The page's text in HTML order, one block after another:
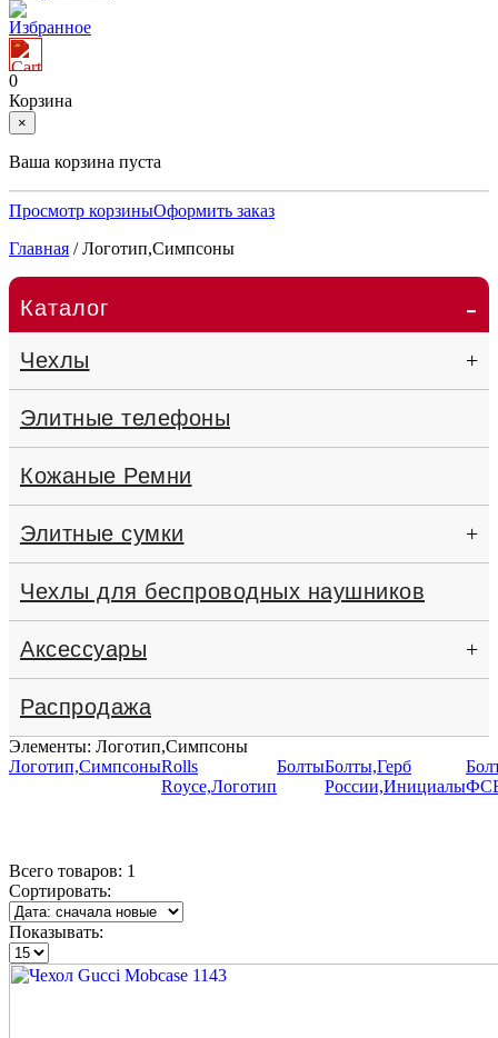
Избранное
0
Корзина
×
Ваша корзина пуста
Просмотр корзиныОформить заказ
Главная /Логотип,Симпсоны
Каталог -
Чехлы +
Элитные телефоны
Кожаные Ремни
Элитные сумки +
Чехлы для беспроводных наушников
Аксессуары +
Распродажа
Элементы: Логотип,Симпсоны
Логотип,СимпсоныRolls
Royce,Логотип
БолтыБолты,Герб
России,Инициалы
Всего товаров: 1
Сортировать:
Показывать: